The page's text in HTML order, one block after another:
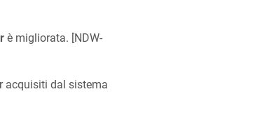
è migliorata. [NDW-
acquisiti dal sistema